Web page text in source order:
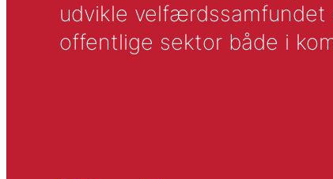
udvikle
offentlige sektor både i